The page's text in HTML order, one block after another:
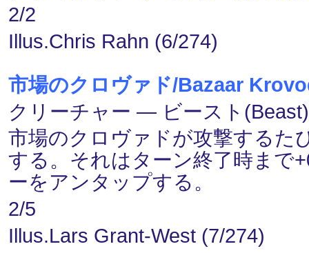
2/2
Illus.Chris Rahn (6/274)
市場のクロヴァド/Bazaar
クリーチャー ― ビースト
市場のクロヴァドが攻撃するた
する。それはターン終了時まで
ーをアンタップする。
2/5
Illus.Lars Grant-West (7/274)